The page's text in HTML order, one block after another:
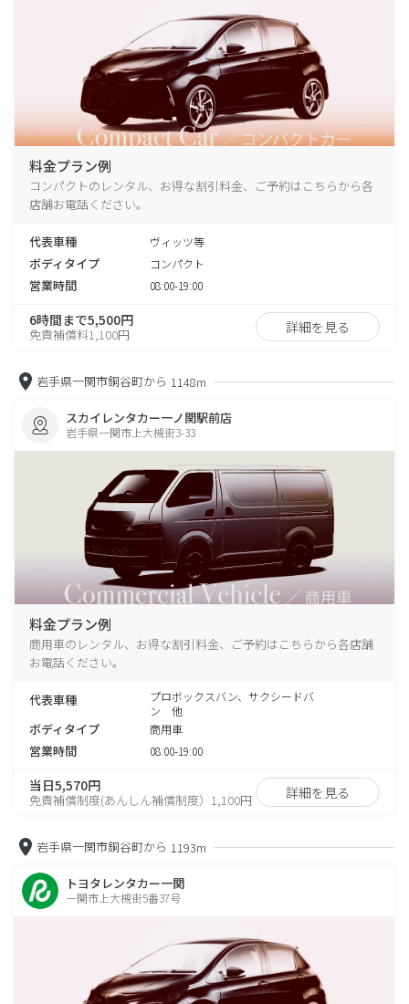
料金プラン例
コンパクトのレンタル、お得な割引料金、ご予約はこちらから各
店舗お電話ください。
代表車種 ヴィッツ等
ボディタイプ コンパクト
営業時間 08:00-19:00
6時間まで5,500円
免責補償料1,100円 詳細を見る
岩手県一関市銅谷町から 1148m
スカイレンタカー一ノ関駅前店
岩手県一関市上大槻街3-33
料金プラン例
商用車のレンタル、お得な割引料金、ご予約はこちらから各店舗
お電話ください。
代表車種
プロボックスバン、サクシードバ
ン 他
ボディタイプ 商用車
営業時間 08:00-19:00
当日5,570円
免責補償制度(あんしん補償制度）1,100円 詳細を見る
岩手県一関市銅谷町から 1193m
トヨタレンタカー一関
一関市上大槻街5番37号